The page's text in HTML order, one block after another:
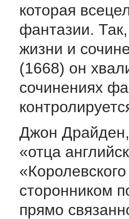
которая
фантазии.
жизни и
(1668) он
сочинениях
Джон
«отца
сторонником
прямо